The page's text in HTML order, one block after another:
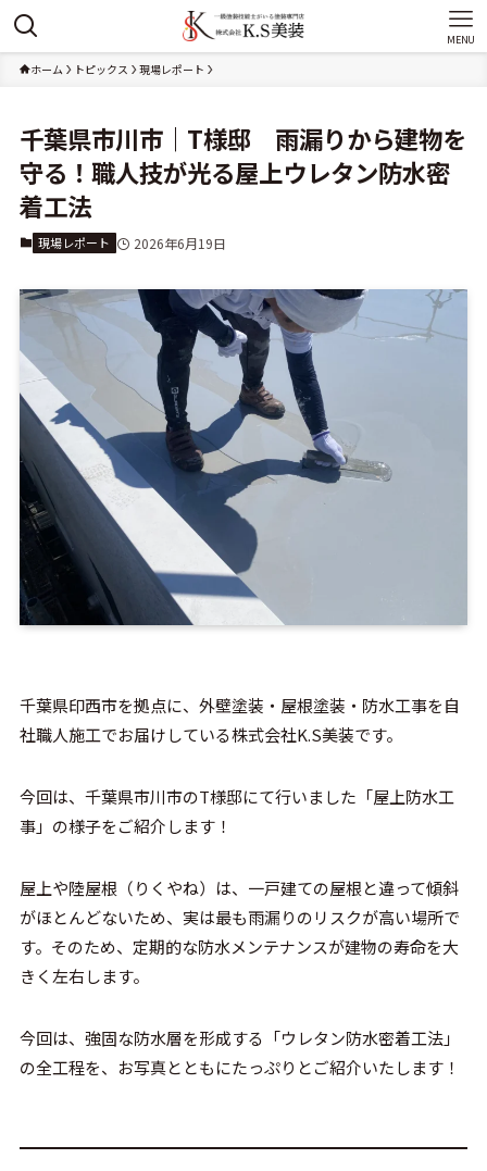
MENU
ホーム トピックス 現場レポート
千葉県市川市｜T様邸 雨漏りから建物を
守る！職人技が光る屋上ウレタン防水密
着工法
現場レポート 2026年6月19日
千葉県印西市を拠点に、外壁塗装・屋根塗装・防水工事を自
社職人施工でお届けしている株式会社K.S美装です。
今回は、千葉県市川市のT様邸にて行いました「屋上防水工
事」の様子をご紹介します！
屋上や陸屋根（りくやね）は、一戸建ての屋根と違って傾斜
がほとんどないため、実は最も雨漏りのリスクが高い場所で
す。そのため、定期的な防水メンテナンスが建物の寿命を大
きく左右します。
今回は、強固な防水層を形成する「ウレタン防水密着工法」
の全工程を、お写真とともにたっぷりとご紹介いたします！